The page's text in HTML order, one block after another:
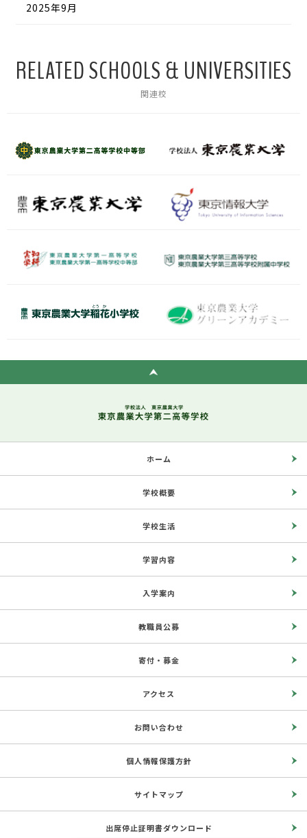
2025年9月
RELATED SCHOOLS & UNIVERSITIES
関連校
ホーム
学校概要
学校生活
学習内容
入学案内
教職員公募
寄付・募金
アクセス
お問い合わせ
個人情報保護方針
サイトマップ
出席停止証明書ダウンロード